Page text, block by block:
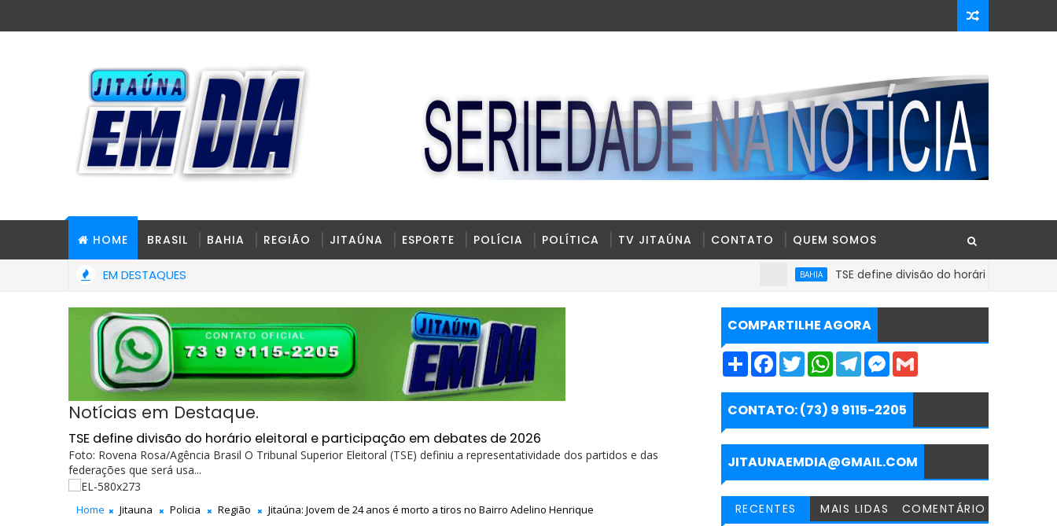
HOME BRASIL BAHIA REGIÃO JITAÚNA ESPORTE POLÍCIA POLÍTICA TV JITAÚNA CONTATO QUEM SOMOS
EM DESTAQUES TSE define divisão do horário eleitoral e
Notícias em Destaque.
TSE define divisão do horário eleitoral e participação em debates de 2026
Foto: Rovena Rosa/Agência Brasil O Tribunal Superior Eleitoral (TSE) definiu a representatividade dos partidos e das
federações que será usa...
Home Jitauna Policia Região Jitaúna: Jovem de 24 anos é morto a tiros no Bairro Adelino Henrique
COMPARTILHE AGORA
S
r
e
F
e
b
o
k
T
w
t
t
e
r
W
t
s
p
p
T
e
g
a
m
M
s
e
g
e
r
i
CONTATO: (73) 9 9115-2205
JITAUNAEMDIA@GMAIL.COM
RECENTES MAIS LIDAS COMENTÁRIO